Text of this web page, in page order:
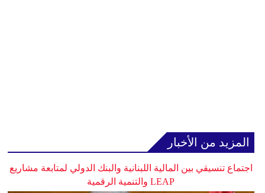
المزيد من الأخبار
اجتماع تنسيقي بين المالية اللبنانية والبنك الدولي لمتابعة مشاريع
LEAP والتنمية الرقمية